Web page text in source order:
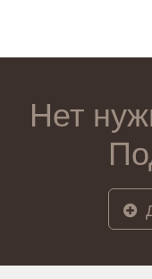
Нет